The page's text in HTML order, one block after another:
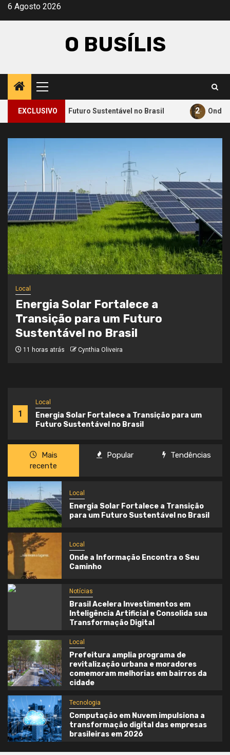
Avançar
6 Agosto 2026
O BUSÍLIS
Menu
principal
EXCLUSIVO
um Futuro Sustentável no Brasil 2 Onde a
1
Local
Energia Solar Fortalece a Transição para um
Futuro Sustentável no Brasil
Local
Onde a Informação Encontra o Seu
Caminho
3 semanas atrás Cynthia Oliveira
Mais
recente
Popular Tendências
Local
Energia Solar Fortalece a Transição
para um Futuro Sustentável no Brasil
Local
Onde a Informação Encontra o Seu
Caminho
Notícias
Brasil Acelera Investimentos em
Inteligência Artificial e Consolida sua
Transformação Digital
Local
Prefeitura amplia programa de
revitalização urbana e moradores
comemoram melhorias em bairros da
cidade
Tecnologia
Computação em Nuvem impulsiona a
transformação digital das empresas
brasileiras em 2026